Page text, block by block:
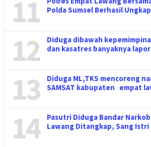
11
Polda Sumsel Berhasil
12
Diduga dibawah
dan kasatres banyaknya
13
Diduga ML,TKS mencoreng
SAMSAT kabupaten empat
14
Pasutri Diduga Bandar
Lawang Ditangkap, Sang